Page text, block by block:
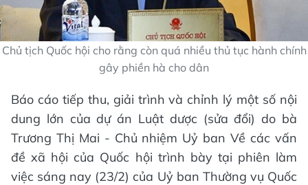
Chủ tịch Quốc hội cho rằng còn quá nhiều thủ tục hành chính
gây phiền hà cho dân
Báo cáo tiếp thu, giải trình và chỉnh lý một số nội
dung lớn của dự án Luật dược (sửa đổi) do bà
Trương Thị Mai - Chủ nhiệm Uỷ ban Về các vấn
đề xã hội của Quốc hội trình bày tại phiên làm
việc sáng nay (23/2) của Uỷ ban Thường vụ Quốc